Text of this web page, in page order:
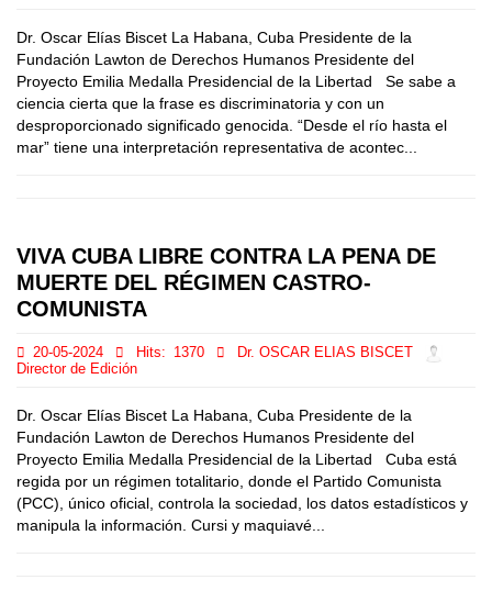
Dr. Oscar Elías Biscet La Habana, Cuba Presidente de la
Fundación Lawton de Derechos Humanos Presidente del
Proyecto Emilia Medalla Presidencial de la Libertad Se sabe a
ciencia cierta que la frase es discriminatoria y con un
desproporcionado significado genocida. “Desde el río hasta el
mar” tiene una interpretación representativa de acontec...
VIVA CUBA LIBRE CONTRA LA PENA DE
MUERTE DEL RÉGIMEN CASTRO-
COMUNISTA
20-05-2024 Hits: 1370
Dr. OSCAR ELIAS BISCET
Director de Edición
Dr. Oscar Elías Biscet La Habana, Cuba Presidente de la
Fundación Lawton de Derechos Humanos Presidente del
Proyecto Emilia Medalla Presidencial de la Libertad Cuba está
regida por un régimen totalitario, donde el Partido Comunista
(PCC), único oficial, controla la sociedad, los datos estadísticos y
manipula la información. Cursi y maquiavé...